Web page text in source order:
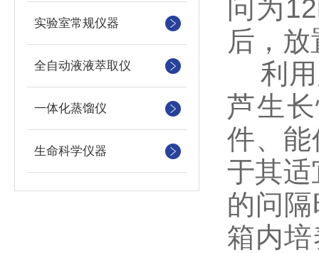
实验室常规仪器
全自动液液萃取仪
一体化蒸馏仪
生命科学仪器
问为
后，
利用
芦生
件、
于其适
的问
箱内